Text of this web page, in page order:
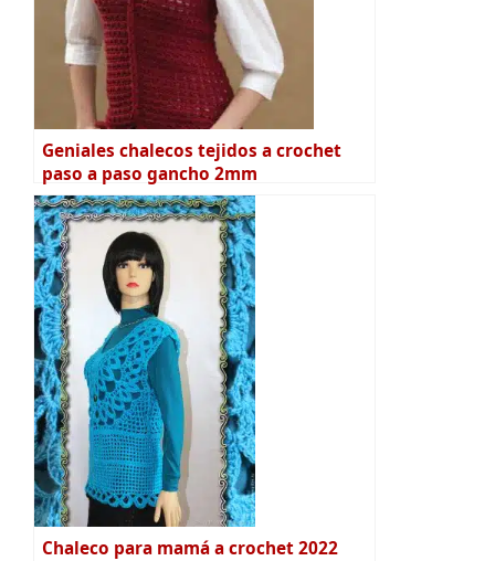
Geniales chalecos tejidos a crochet
paso a paso gancho 2mm
Chaleco para mamá a crochet 2022